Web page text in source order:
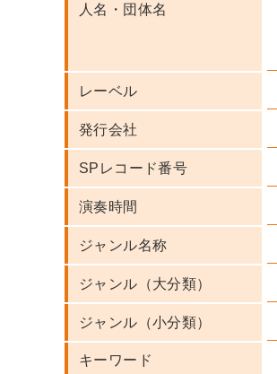
人名・団体名
レーベル
発行会社
SPレコード番号
演奏時間
ジャンル名称
ジャンル（大分類）
ジャンル（小分類）
キーワード